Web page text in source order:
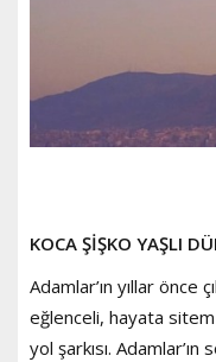
KOCA ŞİŞKO YAŞLI
Adamlar’ın yıllar önce
eğlenceli, hayata
yol şarkısı.